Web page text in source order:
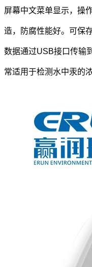
屏幕中文菜单显示，操
造，防腐性能好。可保
数据通过USB接口传输
常适用于检测水中汞的浓